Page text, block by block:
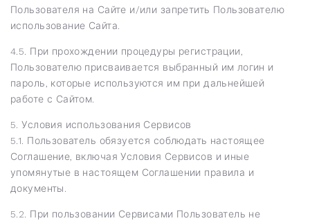
Пользователя на Сайте и/или запретить Пользователю
использование Сайта.
4.5. При прохождении процедуры регистрации,
Пользователю присваивается выбранный им логин и
пароль, которые используются им при дальнейшей
работе с Сайтом.
5. Условия использования Сервисов
5.1. Пользователь обязуется соблюдать настоящее
Соглашение, включая Условия Сервисов и иные
упомянутые в настоящем Соглашении правила и
документы.
5.2. При пользовании Сервисами Пользователь не